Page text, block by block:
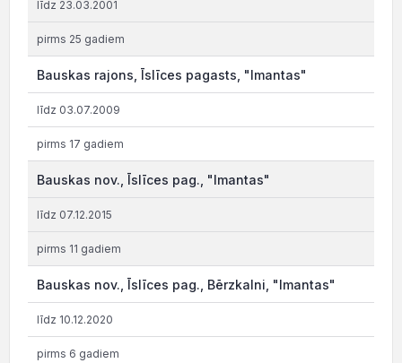
līdz 23.03.2001
pirms 25 gadiem
Bauskas rajons, Īslīces pagasts, "Imantas"
līdz 03.07.2009
pirms 17 gadiem
Bauskas nov., Īslīces pag., "Imantas"
līdz 07.12.2015
pirms 11 gadiem
Bauskas nov., Īslīces pag., Bērzkalni, "Imantas"
līdz 10.12.2020
pirms 6 gadiem